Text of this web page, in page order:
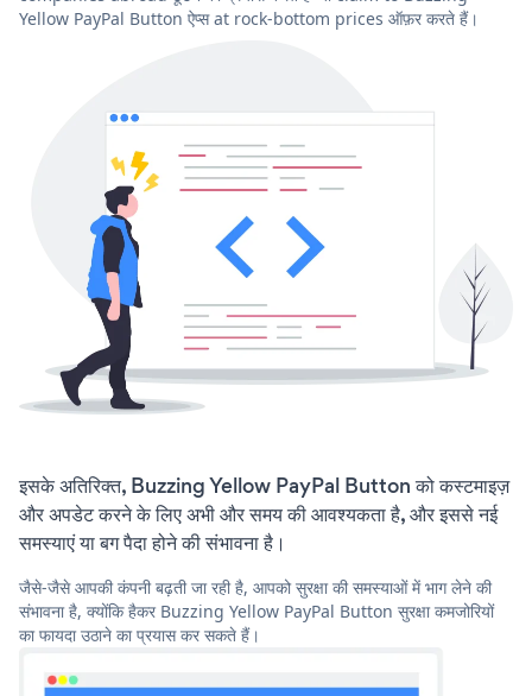
Yellow PayPal Button ऐप्स at rock-bottom prices ऑफ़र करते हैं।
इसके अतिरिक्त, Buzzing Yellow PayPal Button को कस्टमाइज़
और अपडेट करने के लिए अभी और समय की आवश्यकता है, और इससे नई
समस्याएं या बग पैदा होने की संभावना है।
जैसे-जैसे आपकी कंपनी बढ़ती जा रही है, आपको सुरक्षा की समस्याओं में भाग लेने की
संभावना है, क्योंकि हैकर Buzzing Yellow PayPal Button सुरक्षा कमजोरियों
का फायदा उठाने का प्रयास कर सकते हैं।